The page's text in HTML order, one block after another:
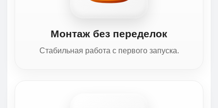
Монтаж без переделок
Стабильная работа с первого запуска.